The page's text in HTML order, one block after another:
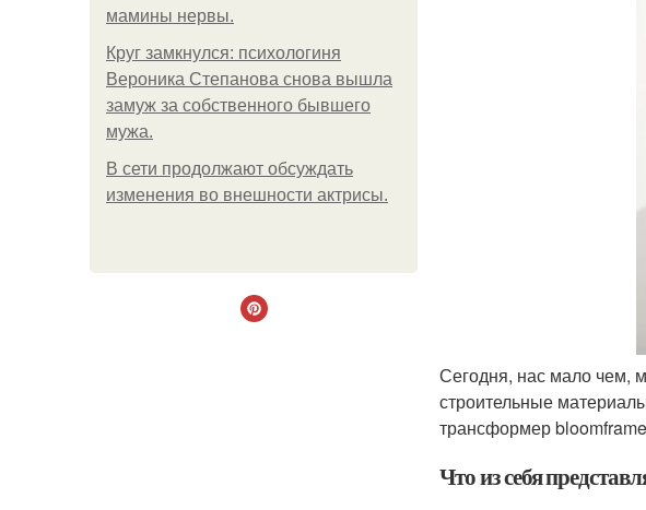
мамины нервы.
Круг замкнулся: психологиня
Вероника Степанова снова вышла
замуж за собственного бывшего
мужа.
В сети продолжают обсуждать
изменения во внешности актрисы.
Сегодня, нас мало чем,
строительные
трансформер
Что из себя